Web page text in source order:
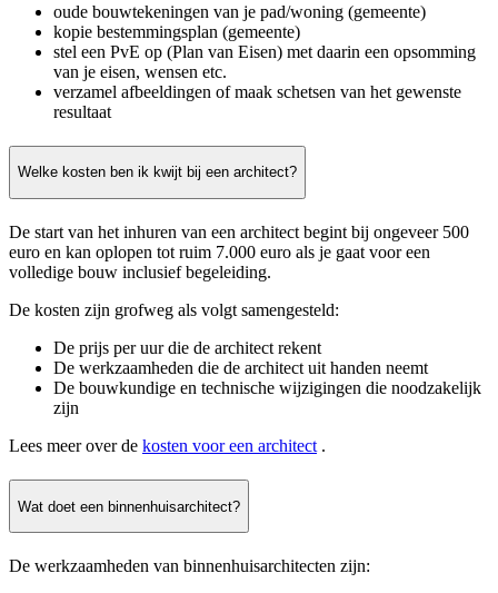
oude bouwtekeningen van je pad/woning (gemeente)
kopie bestemmingsplan (gemeente)
stel een PvE op (Plan van Eisen) met daarin een opsomming
van je eisen, wensen etc.
verzamel afbeeldingen of maak schetsen van het gewenste
resultaat
Welke kosten ben ik kwijt bij een architect?
De start van het inhuren van een architect begint bij ongeveer 500
euro en kan oplopen tot ruim 7.000 euro als je gaat voor een
volledige bouw inclusief begeleiding.
De kosten zijn grofweg als volgt samengesteld:
De prijs per uur die de architect rekent
De werkzaamheden die de architect uit handen neemt
De bouwkundige en technische wijzigingen die noodzakelijk
zijn
Lees meer over de kosten voor een architect .
Wat doet een binnenhuisarchitect?
De werkzaamheden van binnenhuisarchitecten zijn: